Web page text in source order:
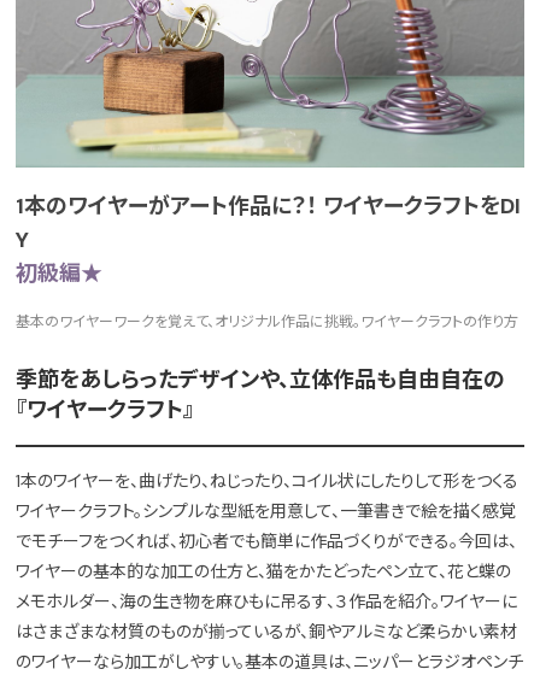
1本のワイヤーがアート作品に？！ ワイヤークラフトをDI
Y
初級編★
基本のワイヤーワークを覚えて、オリジナル作品に挑戦。ワイヤークラフトの作り方
季節をあしらったデザインや、立体作品も自由自在の
『ワイヤークラフト』
1本のワイヤーを、曲げたり、ねじったり、コイル状にしたりして形をつくる
ワイヤークラフト。シンプルな型紙を用意して、一筆書きで絵を描く感覚
でモチーフをつくれば、初心者でも簡単に作品づくりができる。今回は、
ワイヤーの基本的な加工の仕方と、猫をかたどったペン立て、花と蝶の
メモホルダー、海の生き物を麻ひもに吊るす、３作品を紹介。ワイヤーに
はさまざまな材質のものが揃っているが、銅やアルミなど柔らかい素材
のワイヤーなら加工がしやすい。基本の道具は、ニッパーとラジオペンチ